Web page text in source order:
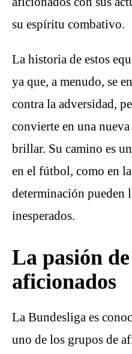
su espíritu combativo.
La historia de estos
ya que, a menudo, se
contra la adversidad,
convierte en una
brillar. Su camino es
en el fútbol, como en
determinación pueden
inesperados.
La pasión
aficionados
La Bundesliga es
uno de los grupos de